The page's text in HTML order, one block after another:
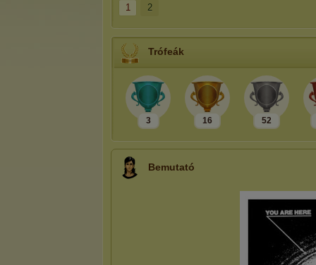
1 2
Trófeák
3 16 52
Bemutató